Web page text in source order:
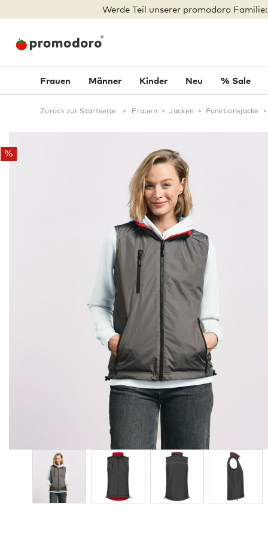
Werde Teil unserer promodoro
Frauen Männer Kinder Neu % Sale
Zurück zur Startseite > Frauen > Jacken > Funktionsjacke >
%